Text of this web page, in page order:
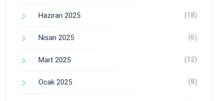
Haziran 2025 (18)
Nisan 2025 (6)
Mart 2025 (12)
Ocak 2025 (8)